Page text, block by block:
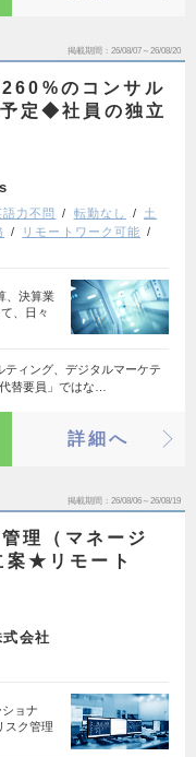
掲載期間 26/08/07～26/08/20
のコンサル
定◆社員の独立
語力不問 転勤なし
土
リモートワーク可能
、決算業
、日々
ィング、デジタルマーケテ
替要員」ではな…
詳細へ
掲載期間 26/08/06～26/08/19
理（マネージ
案★リモート
会社
ョナ
スク管理